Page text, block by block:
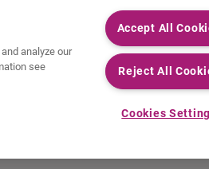
analyze our
see
Accept All
Reject All
Cookies